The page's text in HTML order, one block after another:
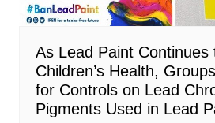
As Lead Paint Continues
Children’s Health,
for Controls on Lead
Pigments Used in Lead